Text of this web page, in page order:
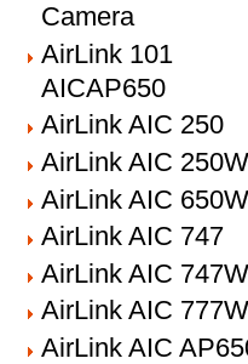
Camera
AirLink 101
AICAP650
AirLink AIC 250
AirLink AIC 250W
AirLink AIC 650W
AirLink AIC 747
AirLink AIC 747W
AirLink AIC 777W
AirLink AIC